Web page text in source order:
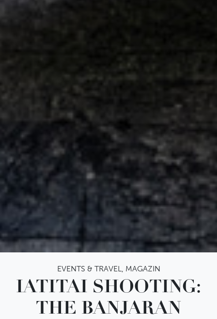
EVENTS & TRAVEL, MAGAZIN
IATITAI SHOOTING:
THE BANJARAN
IATITAI Newsletter